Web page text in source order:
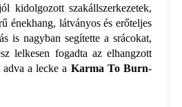
kidolgozott szakállszerkezetek,
énekhang, látványos és erőteljes
is nagyban segítette a srácokat,
lelkesen fogadta az elhangzott
a lecke a Karma To Burn-